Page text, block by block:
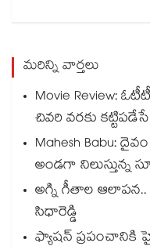
మరిన్ని వార్తలు
Movie Review:
చివరి వరకు కట్టిపడేసే
Mahesh Babu:
అండగా నిలుస్తున్న
అగ్ని గీతాల ఆలాపన..
సిధారెడ్డి
ఫ్యాషన్